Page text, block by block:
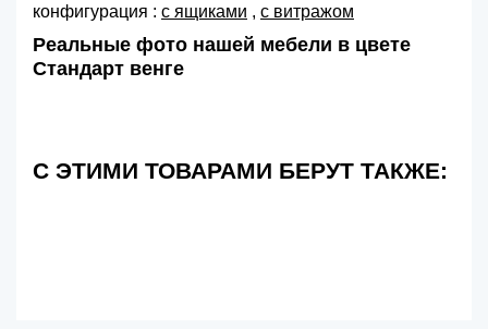
конфигурация : с ящиками , с витражом
Реальные фото нашей мебели в цвете
Стандарт венге
С ЭТИМИ ТОВАРАМИ БЕРУТ ТАКЖЕ: